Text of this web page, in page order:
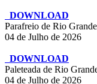
DOWNLOAD
Parafreio de Rio
04 de Julho de 2026
DOWNLOAD
Paleteada de Rio
04 de Julho de 2026